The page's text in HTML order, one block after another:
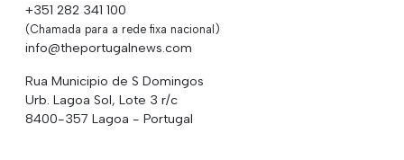
+351 282 341 100
(Chamada para a rede fixa nacional)
info@theportugalnews.com
Rua Municipio de S Domingos
Urb. Lagoa Sol, Lote 3 r/c
8400-357 Lagoa - Portugal